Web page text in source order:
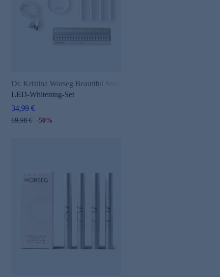
Dr. Kristina Worseg Beautiful Smile
LED-Whitening-Set
34,99 €
69,98 € -50%